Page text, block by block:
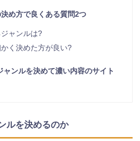
め方で良くある質問2つ
ャンルは?
く決めた方が良い?
ャンルを決めて濃い内容のサイト
ルを決めるのか